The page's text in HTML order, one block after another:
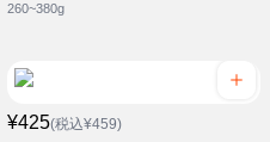
260~380g
¥425(税込¥459)